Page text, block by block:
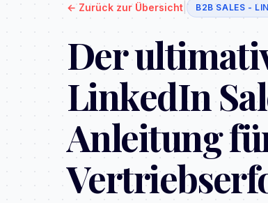
← Zurück zur Übersicht B2B SALES -
Der
LinkedIn
Anleitung